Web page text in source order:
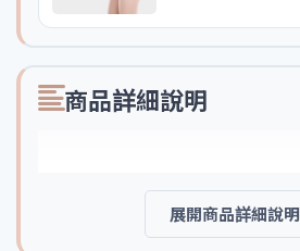
商品詳細說明
展開商品詳細說明